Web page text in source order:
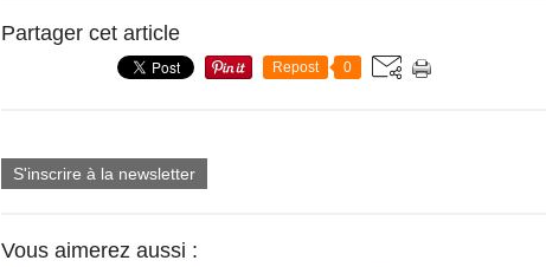
Partager cet article
Repost 0
S'inscrire à la newsletter
Vous aimerez aussi :